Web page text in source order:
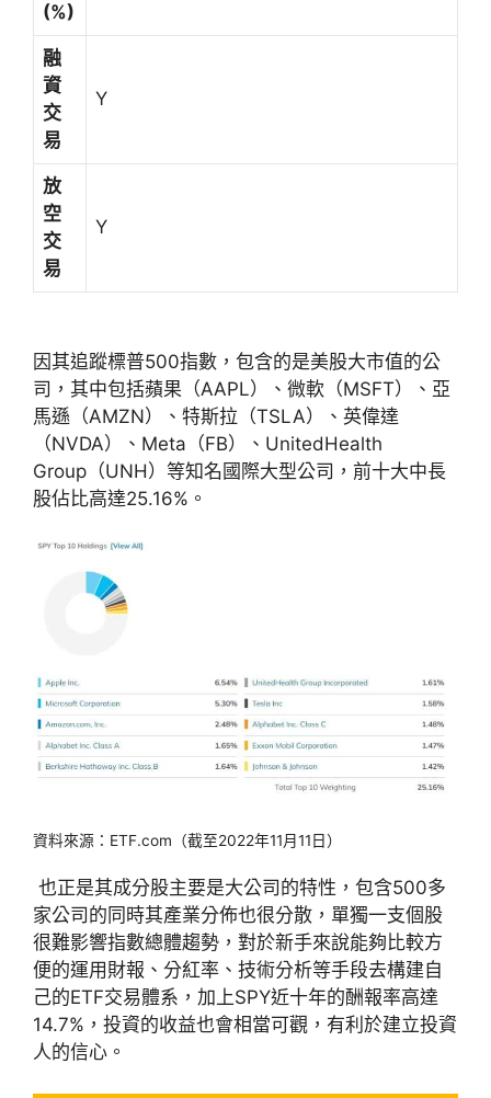
(%)
融
資
交
易
Y
放
空
交
易
Y
因其追蹤標普500指數，包含的是美股大市值的公
司，其中包括蘋果（AAPL）、微軟（MSFT）、亞
馬遜（AMZN）、特斯拉（TSLA）、英偉達
（NVDA）、Meta（FB）、UnitedHealth
Group（UNH）等知名國際大型公司，前十大中長
股佔比高達25.16%。
資料來源：ETF.com（截至2022年11月11日）
也正是其成分股主要是大公司的特性，包含500多
家公司的同時其產業分佈也很分散，單獨一支個股
很難影響指數總體趨勢，對於新手來說能夠比較方
便的運用財報、分紅率、技術分析等手段去構建自
己的ETF交易體系，加上SPY近十年的酬報率高達
14.7%，投資的收益也會相當可觀，有利於建立投資
人的信心。